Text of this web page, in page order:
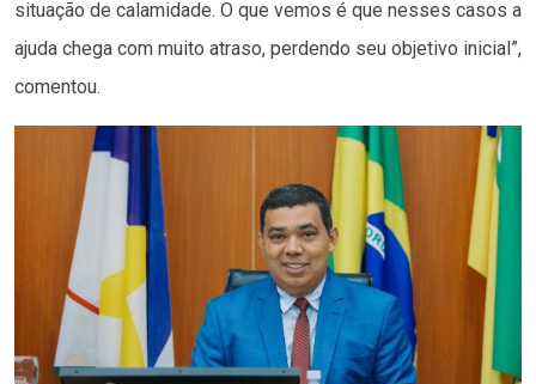
situação de calamidade. O que vemos é que nesses casos a
ajuda chega com muito atraso, perdendo seu objetivo inicial”,
comentou.